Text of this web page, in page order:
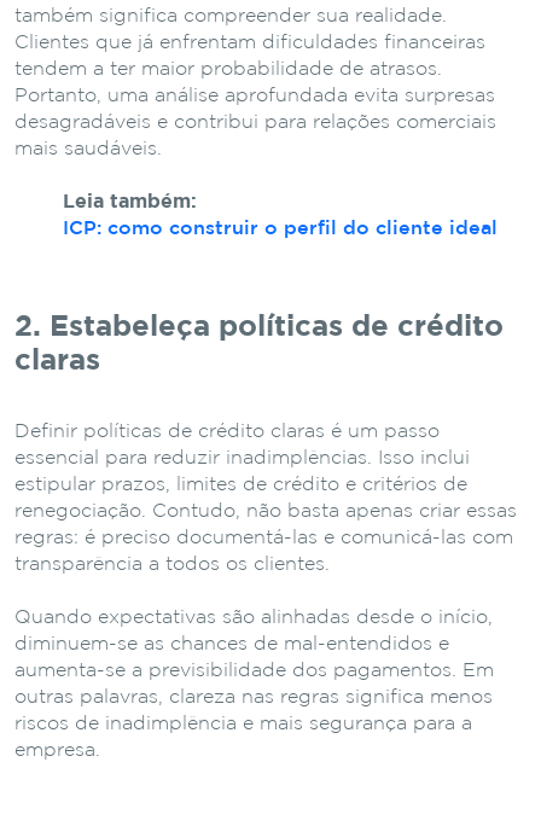
também significa compreender sua realidade.
Clientes que já enfrentam dificuldades financeiras
tendem a ter maior probabilidade de atrasos.
Portanto, uma análise aprofundada evita surpresas
desagradáveis e contribui para relações comerciais
mais saudáveis.
Leia também:
ICP: como construir o perfil do cliente ideal
2. Estabeleça políticas de crédito
claras
Definir políticas de crédito claras é um passo
essencial para reduzir inadimplências. Isso inclui
estipular prazos, limites de crédito e critérios de
renegociação. Contudo, não basta apenas criar essas
regras: é preciso documentá-las e comunicá-las com
transparência a todos os clientes.
Quando expectativas são alinhadas desde o início,
diminuem-se as chances de mal-entendidos e
aumenta-se a previsibilidade dos pagamentos. Em
outras palavras, clareza nas regras significa menos
riscos de inadimplência e mais segurança para a
empresa.